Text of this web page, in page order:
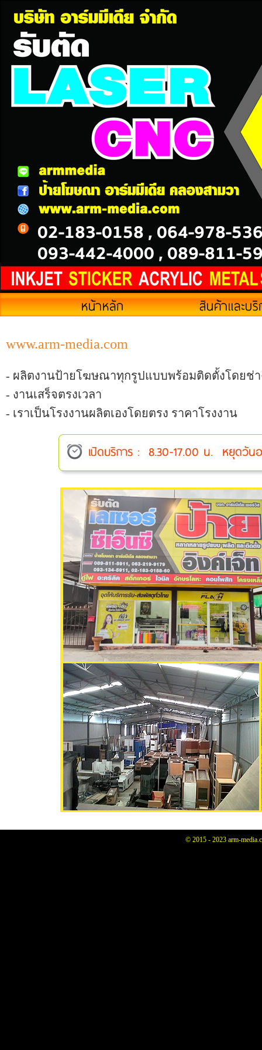
www.arm-media.com
- ผลิตงานป้ายโฆษณาทุกรูปแบบพร้อมติดตั้งโดยช่
- งานเสร็จตรงเวลา
- เราเป็นโรงงานผลิตเองโดยตรง ราคาโรงงาน
© 2015 - 2023 arm-